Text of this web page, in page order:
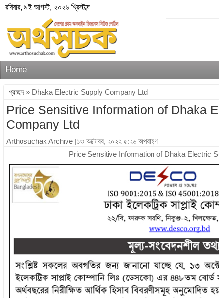
রবিবার, ৯ই আগস্ট, ২০২৬ খ্রিস্টাব্দ
Home
প্রচ্ছদ» Dhaka Electric Supply Company Ltd
Price Sensitive Information of Dhaka
Company Ltd
Arthosuchak Archive |১৩ অক্টোবর, ২০২২ ৫:২৬ অপরাহ্ণ
Price Sensitive Information of Dhaka Electric